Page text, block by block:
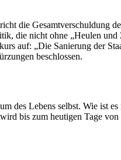
die Gesamtverschuldung
die nicht ohne „Heulen
auf: „Die Sanierung der
beschlossen.
des Lebens selbst. Wie ist
bis zum heutigen Tage